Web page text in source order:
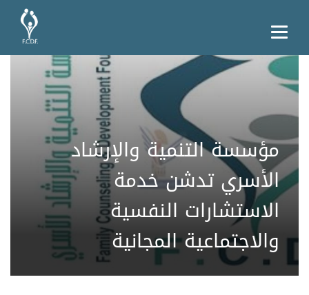
مؤسسة التنمية والإرشاد
الأسري تدشن خدمة
الاستشارات النفسية
والاجتماعية المجانية